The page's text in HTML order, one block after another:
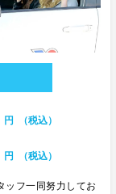
円 （税込）
円 （税込）
ッフ一同努力してお